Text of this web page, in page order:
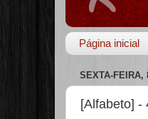
Página inicial
SEXTA-FEIRA,
[Alfabeto] -